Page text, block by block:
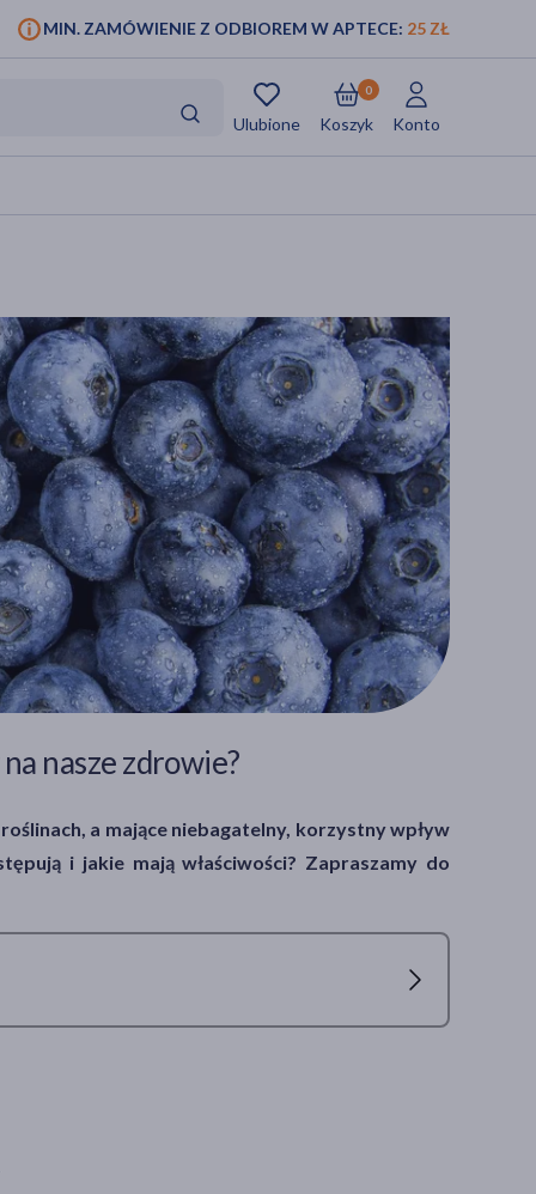
MIN. ZAMÓWIENIE Z ODBIOREM W APTECE: 25 ZŁ
Ulubione Koszyk
0
Konto
nasze zdrowie?
a mające niebagatelny, korzystny wpływ
i jakie mają właściwości? Zapraszamy do